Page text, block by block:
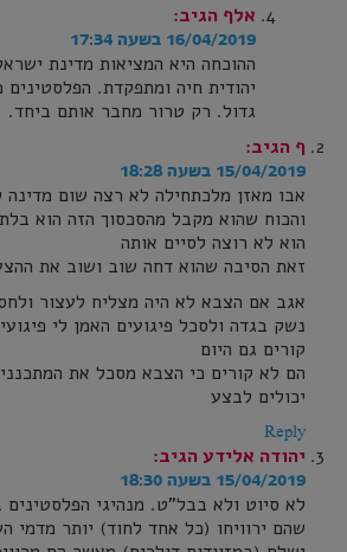
אלף הגיב:
16/04/2019 בשעה 17:34
ההוכחה היא המציאות מדינת
יהודית חיה ומתפקדת. הפלסטינים
גדול. רק טרור מחבר אותם ביחד.
ף הגיב:
15/04/2019 בשעה 18:28
אבו מאזן מלכתחילה לא רצה שום מדינה
והכוח שהוא מקבל מהסכסוך הזה הוא
הוא לא רוצה לסיים אותה
זאת הסיבה שהוא דחה שוב ושוב את
אגב אם הצבא לא היה מצליח לעצור
נשק בגדה ולסכל פיגועים האמן לי
קורים גם היום
הם לא קורים כי הצבא מסכל את
יכולים לבצע
Reply
יהודה אלידע הגיב:
15/04/2019 בשעה 18:30
לא סיוט ולא בבל"ט. מנהיגי הפלסטינים
שהם ירוויחו (כל אחד לחוד) יותר